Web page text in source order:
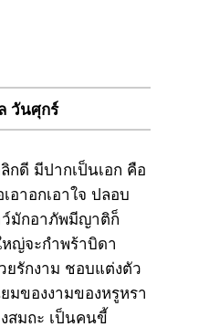
วันศุกร์
กดี มีปากเป็นเอก คือ
อาอกเอาใจ ปลอบ
ว์มักอาภัพมีญาติก็
ญ่จะกำพร้าบิดา
ยรักงาม ชอบแต่งตัว
ของงามของหรูหรา
สมถะ เป็นคนขี้